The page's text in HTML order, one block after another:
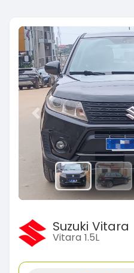
Previous
Suzuki Vitara
Vitara 1.5L